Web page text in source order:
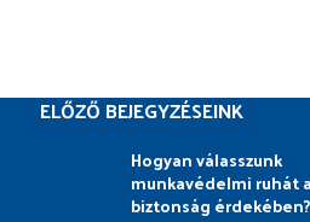
ELŐZŐ BEJEGYZÉSEINK
Hogyan válasszunk
munkavédelmi ruhát
biztonság érdekében?